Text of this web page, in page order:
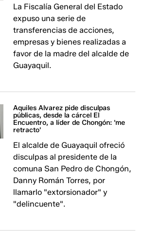
La Fiscalía General del Estado
expuso una serie de
transferencias de acciones,
empresas y bienes realizadas a
favor de la madre del alcalde de
Guayaquil.
Aquiles Alvarez pide disculpas
públicas, desde la cárcel El
Encuentro, a líder de Chongón: 'me
retracto'
El alcalde de Guayaquil ofreció
disculpas al presidente de la
comuna San Pedro de Chongón,
Danny Román Torres, por
llamarlo "extorsionador" y
"delincuente".